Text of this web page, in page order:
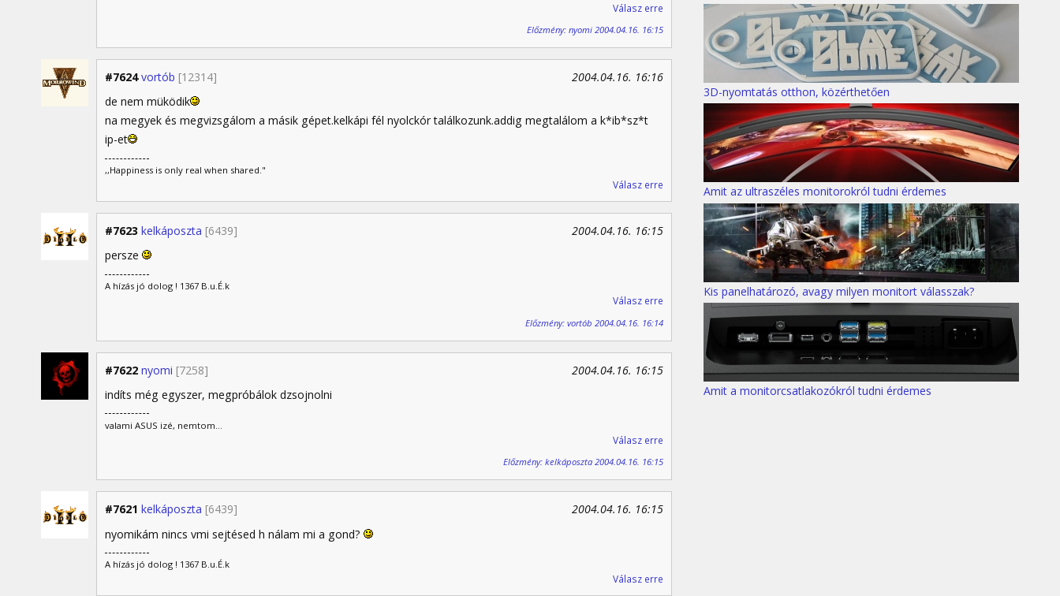
Válasz erre
Előzmény: nyomi 2004.04.16. 16:15
#7624 vortób [12314]
2004.04.16. 16:16
de nem müködik
na megyek és megvizsgálom a másik gépet.kelkápi fél nyolckór találkozunk.addig megtalálom a k*ib*sz*t
ip-et
,,Happiness is only real when shared."
Válasz erre
#7623 kelkáposzta [6439]
2004.04.16. 16:15
persze
A hízás jó dolog ! 1367 B.u.É.k
Válasz erre
Előzmény: vortób 2004.04.16. 16:14
#7622 nyomi [7258]
2004.04.16. 16:15
indíts még egyszer, megpróbálok dzsojnolni
valami ASUS izé, nemtom...
Válasz erre
Előzmény: kelkáposzta 2004.04.16. 16:15
#7621 kelkáposzta [6439]
2004.04.16. 16:15
nyomikám nincs vmi sejtésed h nálam mi a gond?
A hízás jó dolog ! 1367 B.u.É.k
Válasz erre
3D-nyomtatás otthon, közérthetően
Amit az ultraszéles monitorokról tudni érdemes
Kis panelhatározó, avagy milyen monitort válasszak?
Amit a monitorcsatlakozókról tudni érdemes